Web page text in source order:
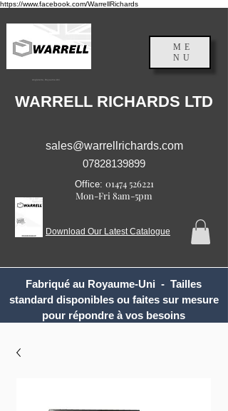
https://www.facebook.com/WarrellRichards
Angleterre, Royaume-Uni
ME
NU
WARRELL RICHARDS LTD
sales@warrellrichards.com
07828139899
Office: 01474 526221
Mon-Fri 8am-5pm
Download Our Latest Catalogue
Fabriqué au Royaume-Uni - Tailles
standard disponibles ou faites sur mesure
pour répondre à vos besoins